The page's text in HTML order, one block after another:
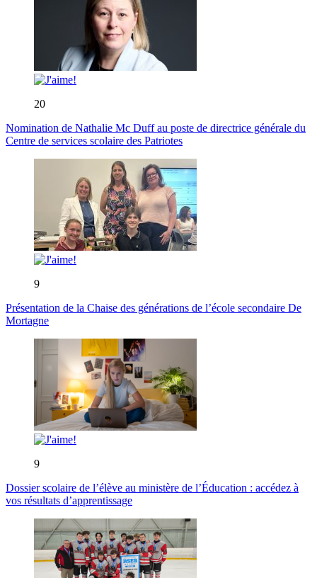
20
Nomination de Nathalie Mc Duff au poste de directrice générale du
Centre de services scolaire des Patriotes
9
Présentation de la Chaise des générations de l’école secondaire De
Mortagne
9
Dossier scolaire de l’élève au ministère de l’Éducation : accédez à
vos résultats d’apprentissage